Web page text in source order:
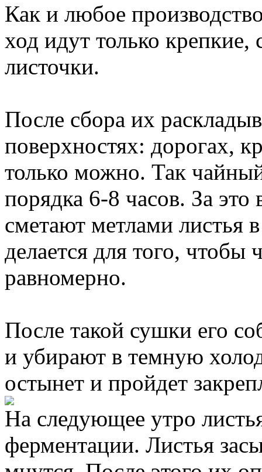
Как и любое
ход идут только
листочки.
После сбора их
поверхностях: дорогах,
только можно. Так
порядка 6-8 часов. За
сметают метлами листья
делается для того, чтобы
равномерно.
После такой сушки его
и убирают в темную
остынет и пройдет
На следующее утро
ферментации. Листья